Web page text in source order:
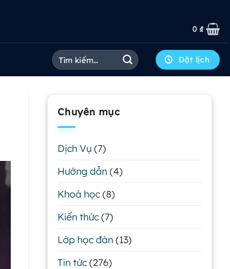
0 ₫
Tìm
kiếm:
Đặt lịch
Chuyên mục
Dịch Vụ (7)
Hướng dẫn (4)
Khoá học (8)
Kiến thức (7)
Lớp học đàn (13)
Tin tức (276)